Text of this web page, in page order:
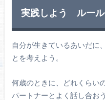
実践しよう ルール
自分が生きているあいだに
とを考えよう。
何歳のときに、どれくらい
パートナーとよく話し合おう